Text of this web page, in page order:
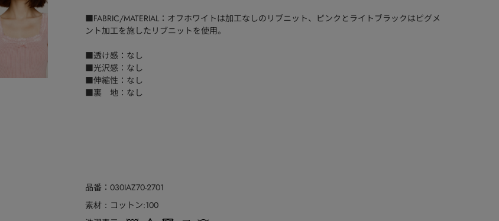
■FABRIC/MATERIAL：オフホワイトは加工なしのリブニット、ピンクとライトブラックはピグメ
ント加工を施したリブニットを使用。
■透け感：なし
■光沢感：なし
■伸縮性：なし
■裏 地：なし
品番 030IAZ70-2701
素材
コットン:100